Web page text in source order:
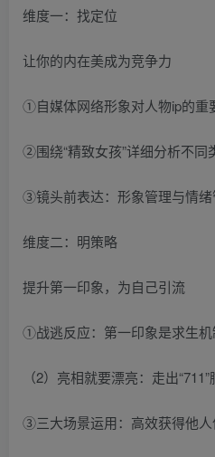
维度一：找定位
让你的内在美成为竞争力
①自媒体网络形象对人物ip的重
②围绕“精致女孩”详细分析不同
③镜头前表达：形象管理与情绪
维度二：明策略
提升第一印象，为自己引流
①战逃反应：第一印象是求生机
（2）亮相就要漂亮：走出
③三大场景运用：高效获得他人